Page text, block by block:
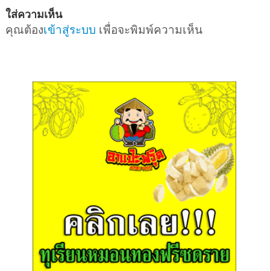
ใส่ความเห็น
คุณต้องเข้าสู่ระบบ เพื่อจะพิมพ์ความเห็น